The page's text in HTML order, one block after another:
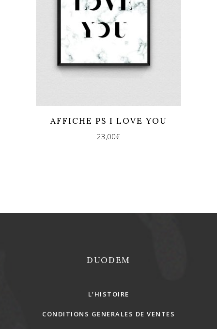
AFFICHE PS I LOVE YOU
23,00€
DUODEM
L’HISTOIRE
CONDITIONS GENERALES DE VENTES